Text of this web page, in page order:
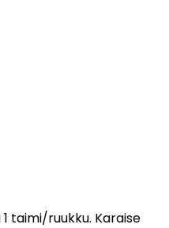
taimi/ruukku. Karaise